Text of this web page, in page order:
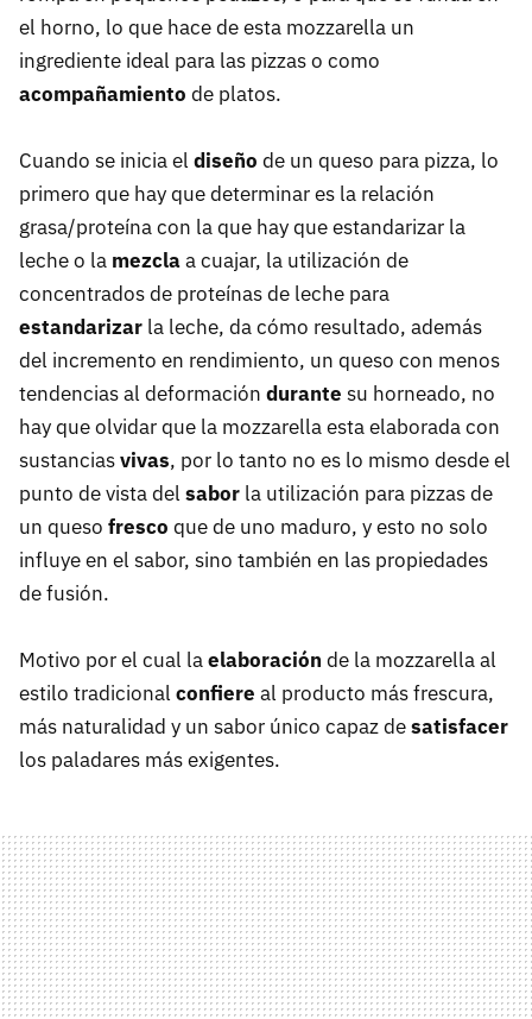
el horno, lo que hace de esta mozzarella un
ingrediente ideal para las pizzas o como
acompañamiento de platos.
Cuando se inicia el diseño de un queso para pizza, lo
primero que hay que determinar es la relación
grasa/proteína con la que hay que estandarizar la
leche o la mezclaa cuajar, la utilización de
concentrados de proteínas de leche para
estandarizar la leche, da cómo resultado, además
del incremento en rendimiento, un queso con menos
tendencias al deformación durante su horneado, no
hay que olvidar que la mozzarella esta elaborada con
sustanciasvivas, por lo tanto no es lo mismo desde el
punto de vista del sabor la utilización para pizzas de
un queso fresco que de uno maduro, y esto no solo
influye en el sabor, sino también en las propiedades
de fusión.
Motivo por el cual laelaboración de la mozzarella al
estilo tradicional confiere al producto más frescura,
más naturalidad y un sabor único capaz desatisfacer
los paladares más exigentes.